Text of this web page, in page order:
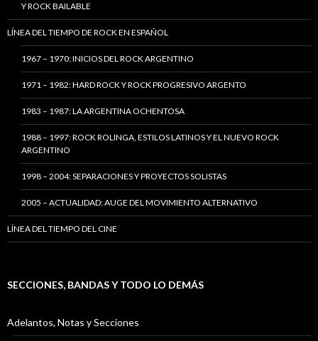
Y ROCK BAILABLE
LÍNEA DEL TIEMPO DE ROCK EN ESPAÑOL
1967 – 1970: INICIOS DEL ROCK ARGENTINO
1971 – 1982: HARD ROCK Y ROCK PROGRESIVO ARGENTO
1983 – 1987: LA ARGENTINA OCHENTOSA
1988 – 1997: ROCK ROLINGA, ESTILOS LATINOS Y EL NUEVO ROCK
ARGENTINO
1998 – 2004: SEPARACIONES Y PROYECTOS SOLISTAS
2005 – ACTUALIDAD: AUGE DEL MOVIMIENTO ALTERNATIVO
LÍNEA DEL TIEMPO DEL CINE
SECCIONES, BANDAS Y TODO LO DEMÁS
Adelantos, Notas y Secciones